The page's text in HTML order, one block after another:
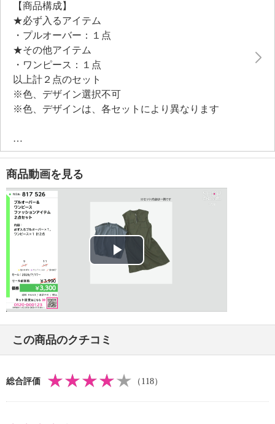
シンプルなデザインの中に、上品なラメ生地を配する
ことで、高級感とモード感を演出。前中心に切り替え
をほどこしており、すっきりとした縦長見せ効果も期
待できそう。後ろ身頃の裾は、タックにほどこして膨
らみを出し、さりげないコクーンシルエットを実現し
ました。
【商品構成】
★必ず入るアイテム
・プルオーバー：１点
★その他アイテム
・ワンピース：１点
以上計２点のセット
※色、デザイン選択不可
※色、デザインは、各セットにより異なります
＜プルオーバー＞
【詳細】
・袖の長さ：半袖
・裏地：なし
・裾スリット：なし
・ポケット：なし
【素材】
・本体ポリエステル１００％
・ラメ部分ポリエステル９２％、ポリウレタン８％、
リブ部分ポリエステル９８％、
・ポリウレタン２％
【メンテナンス（絵表示ラベル）】
・洗濯機：可
・タンブル乾燥：不可
・アイロン仕上げ：可（中温）
・ドライクリーニング：石油系ドライクリーニング可
・ウエットクリーニング：可
商品動画を見る
Play
この商品のクチコミ
総合評価 （118）